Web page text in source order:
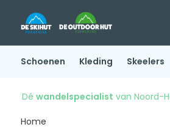
Schoenen Kleding Skeelers
Dé wandelspecialist van Noord-
Home